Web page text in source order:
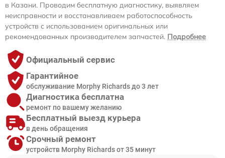
в Казани. Проводим бесплатную диагностику, выявляем
неисправности и восстанавливаем работоспособность
устройств с использованием оригинальных или
рекомендованных производителем запчастей. Подробнее
Официальный сервис
Гарантийное
обслуживание Morphy Richards до 3 лет
Диагностика бесплатна
ремонт по вашему желанию
Бесплатный выезд курьера
в день обращения
Срочный ремонт
устройств Morphy Richards от 35 минут